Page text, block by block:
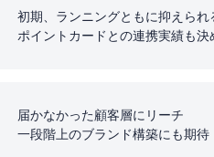
初期、ランニングともに抑えられ
ポイントカードとの連携実績も決
届かなかった顧客層にリーチ
一段階上のブランド構築にも期待